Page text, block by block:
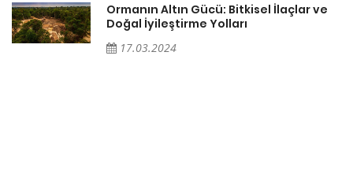
Ormanın Altın Gücü: Bitkisel İlaçlar ve
Doğal İyileştirme Yolları
17.03.2024